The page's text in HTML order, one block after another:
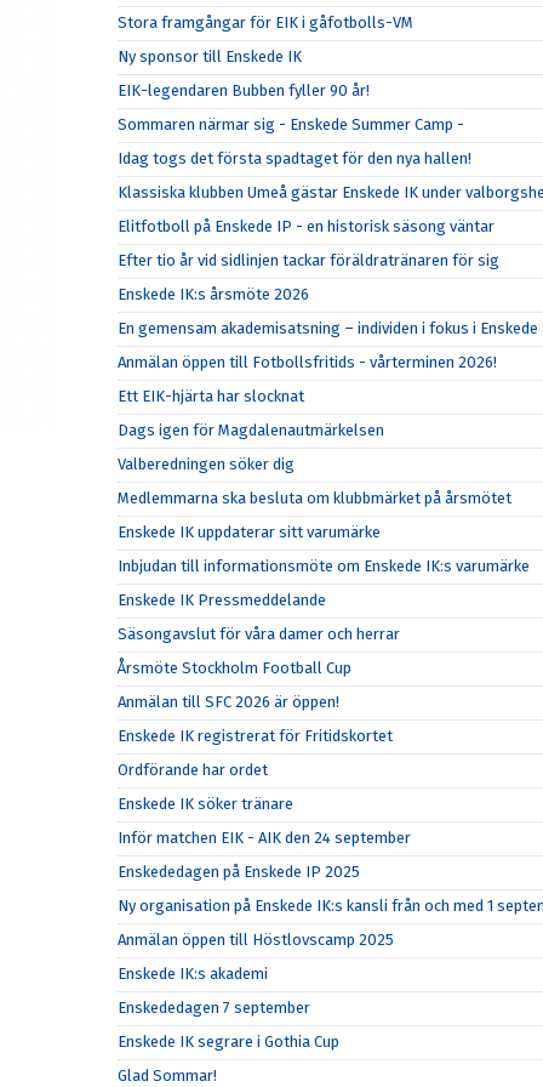
Stora framgångar för EIK i gåfotbolls-VM
Ny sponsor till Enskede IK
EIK-legendaren Bubben fyller 90 år!
Sommaren närmar sig - Enskede Summer Camp -
Idag togs det första spadtaget för den nya hallen!
Klassiska klubben Umeå gästar Enskede IK under
Elitfotboll på Enskede IP - en historisk säsong väntar
Efter tio år vid sidlinjen tackar föräldratränaren för sig
Enskede IK:s årsmöte 2026
En gemensam akademisatsning – individen i fokus i Enskede
Anmälan öppen till Fotbollsfritids - vårterminen 2026!
Ett EIK-hjärta har slocknat
Dags igen för Magdalenautmärkelsen
Valberedningen söker dig
Medlemmarna ska besluta om klubbmärket på årsmötet
Enskede IK uppdaterar sitt varumärke
Inbjudan till informationsmöte om Enskede IK:s varumärke
Enskede IK Pressmeddelande
Säsongavslut för våra damer och herrar
Årsmöte Stockholm Football Cup
Anmälan till SFC 2026 är öppen!
Enskede IK registrerat för Fritidskortet
Ordförande har ordet
Enskede IK söker tränare
Inför matchen EIK - AIK den 24 september
Enskededagen på Enskede IP 2025
Ny organisation på Enskede IK:s kansli från och med 1
Anmälan öppen till Höstlovscamp 2025
Enskede IK:s akademi
Enskededagen 7 september
Enskede IK segrare i Gothia Cup
Glad Sommar!